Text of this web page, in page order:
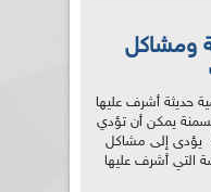
ومشاكل
حديثة أشرف عليها
يمكن أن تؤدي
يؤدى إلى مشاكل
التي أشرف عليها